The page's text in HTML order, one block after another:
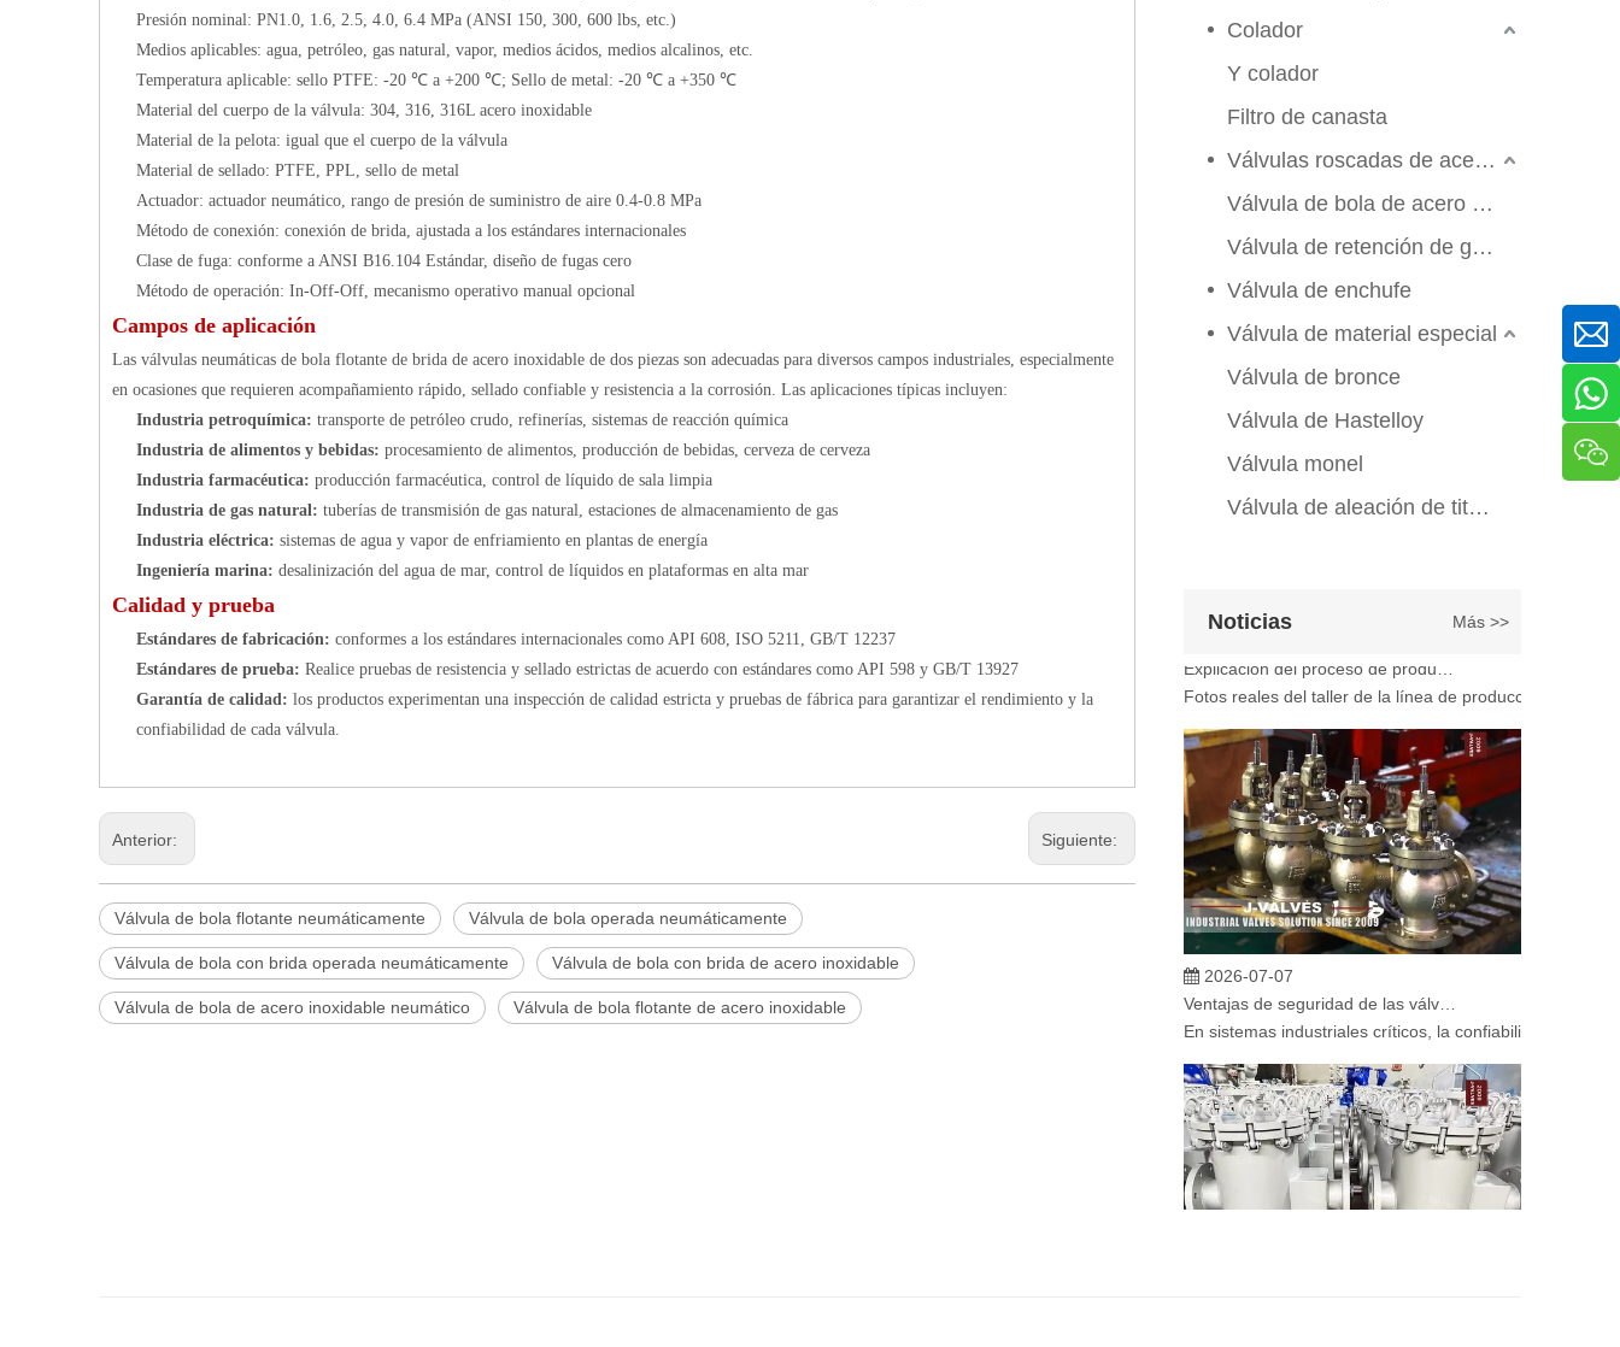
Presión nominal: PN1.0, 1.6, 2.5, 4.0, 6.4 MPa (ANSI 150, 300, 600 lbs, etc.)
Medios aplicables: agua, petróleo, gas natural, vapor, medios ácidos, medios alcalinos, etc.
Temperatura aplicable: sello PTFE: -20 ℃ a +200 ℃; Sello de metal: -20 ℃ a +350 ℃
Material del cuerpo de la válvula: 304, 316, 316L acero inoxidable
Material de la pelota: igual que el cuerpo de la válvula
Material de sellado: PTFE, PPL, sello de metal
Actuador: actuador neumático, rango de presión de suministro de aire 0.4-0.8 MPa
Método de conexión: conexión de brida, ajustada a los estándares internacionales
Clase de fuga: conforme a ANSI B16.104 Estándar, diseño de fugas cero
Método de operación: In-Off-Off, mecanismo operativo manual opcional
Campos de aplicación
Las válvulas neumáticas de bola flotante de brida de acero inoxidable de dos piezas son adecuadas para diversos campos industriales, especialmente
en ocasiones que requieren acompañamiento rápido, sellado confiable y resistencia a la corrosión. Las aplicaciones típicas incluyen:
Industria petroquímica: transporte de petróleo crudo, refinerías, sistemas de reacción química
Industria de alimentos y bebidas: procesamiento de alimentos, producción de bebidas, cerveza de cerveza
Industria farmacéutica: producción farmacéutica, control de líquido de sala limpia
Industria de gas natural: tuberías de transmisión de gas natural, estaciones de almacenamiento de gas
Industria eléctrica: sistemas de agua y vapor de enfriamiento en plantas de energía
Ingeniería marina: desalinización del agua de mar, control de líquidos en plataformas en alta mar
Calidad y prueba
Estándares de fabricación: conformes a los estándares internacionales como API 608, ISO 5211, GB/T 12237
Estándares de prueba: Realice pruebas de resistencia y sellado estrictas de acuerdo con estándares como API 598 y GB/T 13927
Garantía de calidad: los productos experimentan una inspección de calidad estricta y pruebas de fábrica para garantizar el rendimiento y la
confiabilidad de cada válvula.
Anterior: Siguiente:
Válvula de bola flotante neumáticamente Válvula de bola operada neumáticamente
Válvula de bola con brida operada neumáticamente Válvula de bola con brida de acero inoxidable
Válvula de bola de acero inoxidable neumático Válvula de bola flotante de acero inoxidable
Colador
Y colador
Filtro de canasta
Válvulas roscadas de acero inoxidable
Válvula de bola de acero inoxidable
Válvula de retención de globo de compuerta
Válvula de enchufe
Válvula de material especial
Válvula de bronce
Válvula de Hastelloy
Válvula monel
Válvula de aleación de titanio
Noticias Más >>
2026-06-25
En ingeniería marina, plataformas marinas y entornos
2026-07-07
Fotos reales del taller de la línea de producción de
2026-07-07
En sistemas industriales críticos, la confiabilidad de las